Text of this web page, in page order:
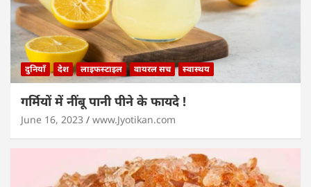
दुनियाँ देश लाइफस्टाइल वायरल सच स्वास्थय
गर्मियों में नींबू पानी पीने के फायदे !
June 16, 2023 www.Jyotikan.com